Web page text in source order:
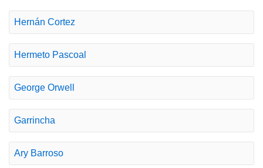
Hernán Cortez
Hermeto Pascoal
George Orwell
Garrincha
Ary Barroso